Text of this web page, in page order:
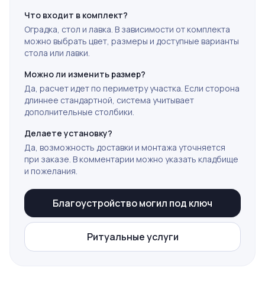
Что входит в комплект?
Оградка, стол и лавка. В зависимости от комплекта
можно выбрать цвет, размеры и доступные варианты
стола или лавки.
Можно ли изменить размер?
Да, расчет идет по периметру участка. Если сторона
длиннее стандартной, система учитывает
дополнительные столбики.
Делаете установку?
Да, возможность доставки и монтажа уточняется
при заказе. В комментарии можно указать кладбище
и пожелания.
Благоустройство могил под ключ
Ритуальные услуги